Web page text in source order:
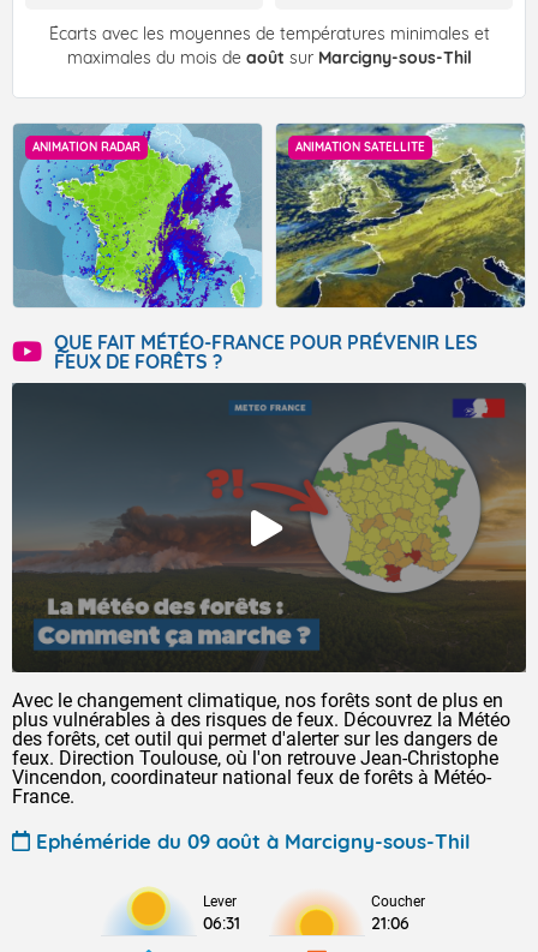
Écarts avec les moyennes de températures minimales et
maximales du mois de août sur Marcigny-sous-Thil
ANIMATION RADAR ANIMATION SATELLITE
QUE FAIT MÉTÉO-FRANCE POUR PRÉVENIR LES
FEUX DE FORÊTS ?
Avec le changement climatique, nos forêts sont de plus en
plus vulnérables à des risques de feux. Découvrez la Météo
des forêts, cet outil qui permet d'alerter sur les dangers de
feux. Direction Toulouse, où l'on retrouve Jean-Christophe
Vincendon, coordinateur national feux de forêts à Météo-
France.
Ephéméride du 09 août à Marcigny-sous-Thil
Lever
06:31
Coucher
21:06